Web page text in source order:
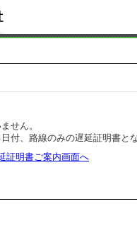
せん。
付、路線のみの遅延証明書と
証明書ご案内画面へ